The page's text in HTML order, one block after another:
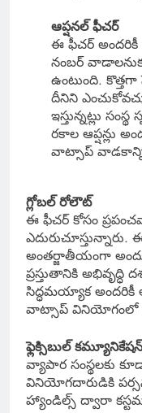
ఆప్షనల్ ఫీచర్
ఈ ఫీచర్
నంబర్
ఉంటుంది.
దీనిని
ఇస్తున్నట్లు
రకాల ఆప్షన్లు
వాట్సాప్ వాడకాన్ని
గ్లోబల్ రోలౌట్
ఈ ఫీచర్ కోసం
అంతర్జాతీయంగా
ప్రస్తుతానికి
సిద్ధమయ్యాక అందరికీ
వాట్సాప్ వినియోగంలో
ఫ్లెక్సిబుల్ కమ్యూనికేషన్
వ్యాపార సంస్థలకు
వినియోగదారుడికి
హ్యాండిల్స్ ద్వారా